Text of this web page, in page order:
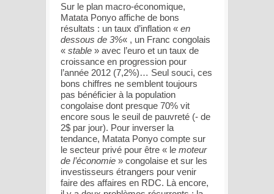
Sur le plan macro-économique,
Matata Ponyo affiche de bons
résultats : un taux d’inflation « en
dessous de 3%« , un Franc congolais
« stable » avec l’euro et un taux de
croissance en progression pour
l’année 2012 (7,2%)… Seul souci, ces
bons chiffres ne semblent toujours
pas bénéficier à la population
congolaise dont presque 70% vit
encore sous le seuil de pauvreté (- de
2$ par jour). Pour inverser la
tendance, Matata Ponyo compte sur
le secteur privé pour être « le moteur
de l’économie » congolaise et sur les
investisseurs étrangers pour venir
faire des affaires en RDC. Là encore,